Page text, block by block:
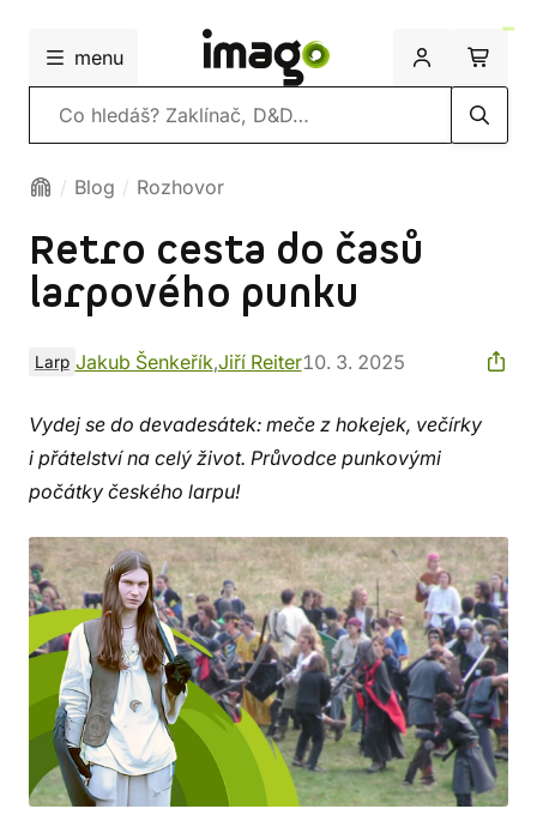
menu
Vyhledávání
Blog Rozhovor
Retro cesta do časů
larpového punku
Larp Jakub Šenkeřík,Jiří Reiter10. 3. 2025
Vydej se do devadesátek: meče z hokejek, večírky
i přátelství na celý život. Průvodce punkovými
počátky českého larpu!